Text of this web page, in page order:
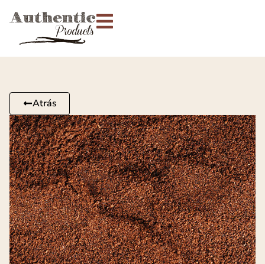
Atrás